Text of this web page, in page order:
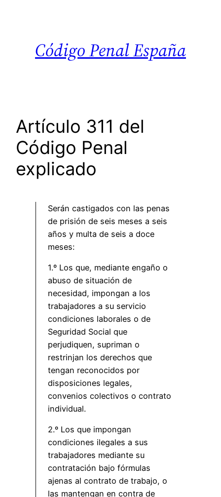
Código Penal España
Artículo 311 del
Código Penal
explicado
Serán castigados con las penas
de prisión de seis meses a seis
años y multa de seis a doce
meses:
1.º Los que, mediante engaño o
abuso de situación de
necesidad, impongan a los
trabajadores a su servicio
condiciones laborales o de
Seguridad Social que
perjudiquen, supriman o
restrinjan los derechos que
tengan reconocidos por
disposiciones legales,
convenios colectivos o contrato
individual.
2.º Los que impongan
condiciones ilegales a sus
trabajadores mediante su
contratación bajo fórmulas
ajenas al contrato de trabajo, o
las mantengan en contra de